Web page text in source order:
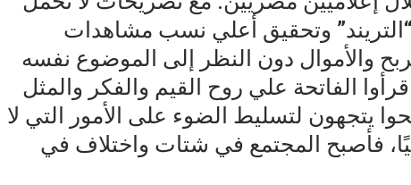
وتحقيق أعلي نسب مشاهدات
والأموال دون النظر إلى الموضوع نفسه
الفاتحة علي روح القيم والفكر والمثل
يتجهون لتسليط الضوء على الأمور التي لا
فأصبح المجتمع في شتات واختلاف في